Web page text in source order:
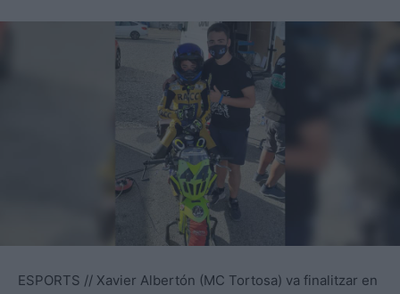
ESPORTS // Xavier Albertón (MC Tortosa) va finalitzar en